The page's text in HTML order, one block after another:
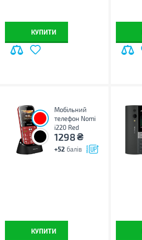
КУПИТИ
Мобільний
телефон Nomi
i220 Red
1298₴
+52 балів
КУПИТИ